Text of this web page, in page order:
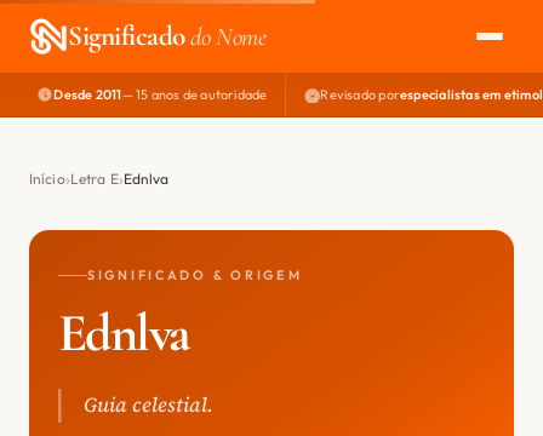
Significadodo Nome
EXPLORAR
NOME PERFEITO
Desde 2011— 15 anos de autoridade Revisado porespecialistas em
Início Letra E Ednlva
SIGNIFICADO & ORIGEM
Ednlva
Guia celestial.